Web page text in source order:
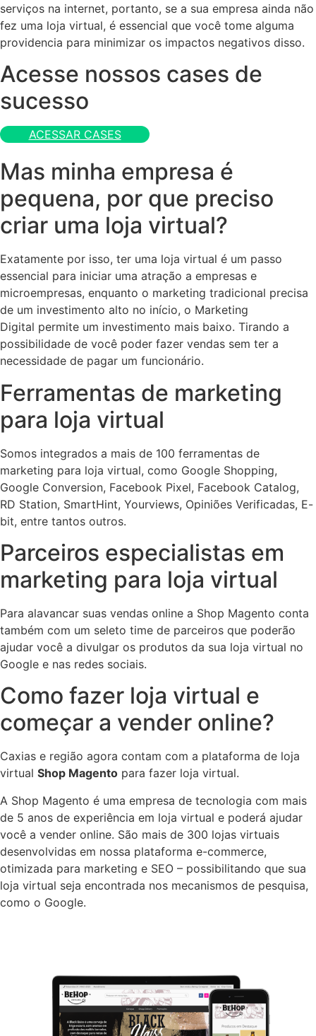
serviços na internet, portanto, se a sua empresa ainda não
fez uma loja virtual, é essencial que você tome alguma
providencia para minimizar os impactos negativos disso.
Acesse nossos cases de
sucesso
ACESSAR CASES
Mas minha empresa é
pequena, por que preciso
criar uma loja virtual?
Exatamente por isso, ter uma loja virtual é um passo
essencial para iniciar uma atração a empresas e
microempresas, enquanto o marketing tradicional precisa
de um investimento alto no início, o Marketing
Digital permite um investimento mais baixo. Tirando a
possibilidade de você poder fazer vendas sem ter a
necessidade de pagar um funcionário.
Ferramentas de marketing
para loja virtual
Somos integrados a mais de 100 ferramentas de
marketing para loja virtual, como Google Shopping,
Google Conversion, Facebook Pixel, Facebook Catalog,
RD Station, SmartHint, Yourviews, Opiniões Verificadas, E-
bit, entre tantos outros.
Parceiros especialistas em
marketing para loja virtual
Para alavancar suas vendas online a Shop Magento conta
também com um seleto time de parceiros que poderão
ajudar você a divulgar os produtos da sua loja virtual no
Google e nas redes sociais.
Como fazer loja virtual e
começar a vender online?
Caxias e região agora contam com a plataforma de loja
virtual Shop Magento para fazer loja virtual.
A Shop Magento é uma empresa de tecnologia com mais
de 5 anos de experiência em loja virtual e poderá ajudar
você a vender online. São mais de 300 lojas virtuais
desenvolvidas em nossa plataforma e-commerce,
otimizada para marketing e SEO – possibilitando que sua
loja virtual seja encontrada nos mecanismos de pesquisa,
como o Google.